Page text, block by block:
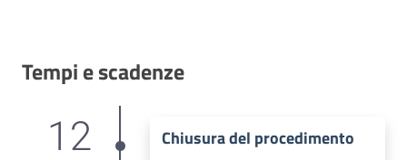
Tempi e scadenze
12 Chiusura del procedimento